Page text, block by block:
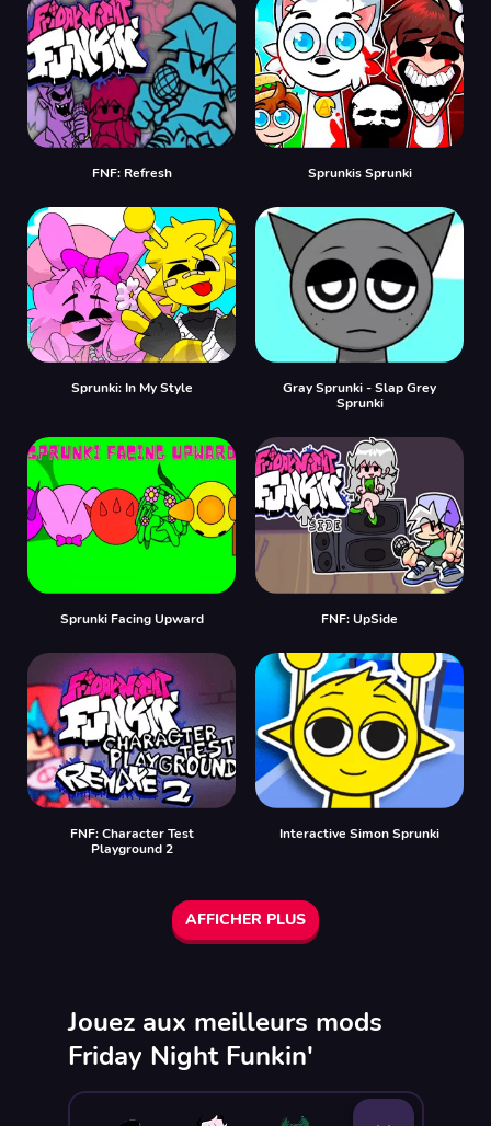
FNF: Refresh Sprunkis Sprunki
Sprunki: In My Style
Gray Sprunki - Slap Grey
Sprunki
Sprunki Facing Upward FNF: UpSide
FNF: Character Test
Playground 2
Interactive Simon Sprunki
AFFICHER PLUS
Jouez aux meilleurs mods
Friday Night Funkin'